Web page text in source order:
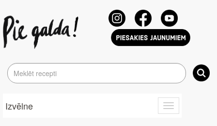
Toggle
navigation
Izvēlne